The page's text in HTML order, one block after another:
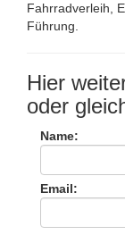
Fahrradverleih,
Führung.
Hier
oder
Name:
Email: